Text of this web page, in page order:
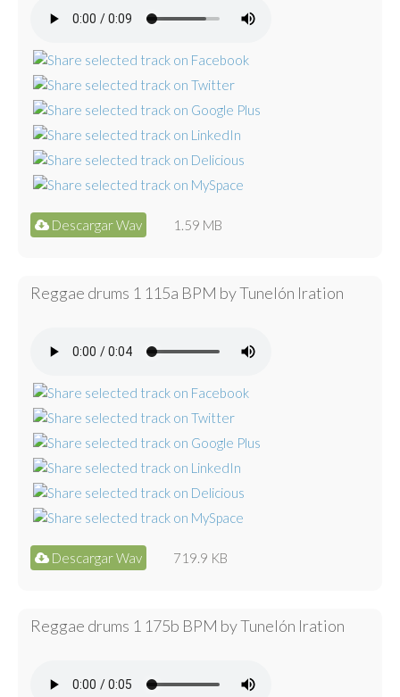
Descargar Wav 1.59 MB
Reggae drums 1 115a BPM by Tunelón Iration
Descargar Wav 719.9 KB
Reggae drums 1 175b BPM by Tunelón Iration